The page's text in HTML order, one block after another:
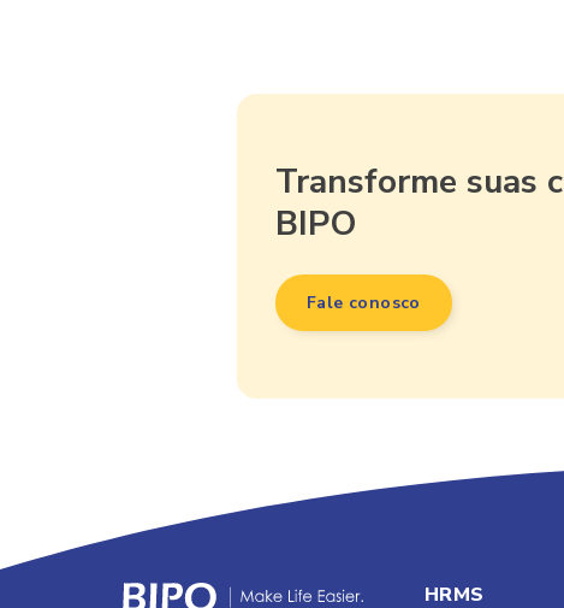
Transforme suas
BIPO
Fale conosco
HRMS